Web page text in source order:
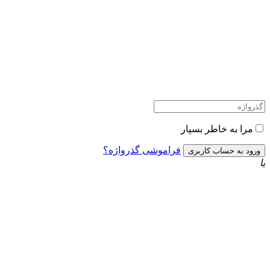
مرا به خاطر بسپار
فراموشی گذرواژه؟
یا